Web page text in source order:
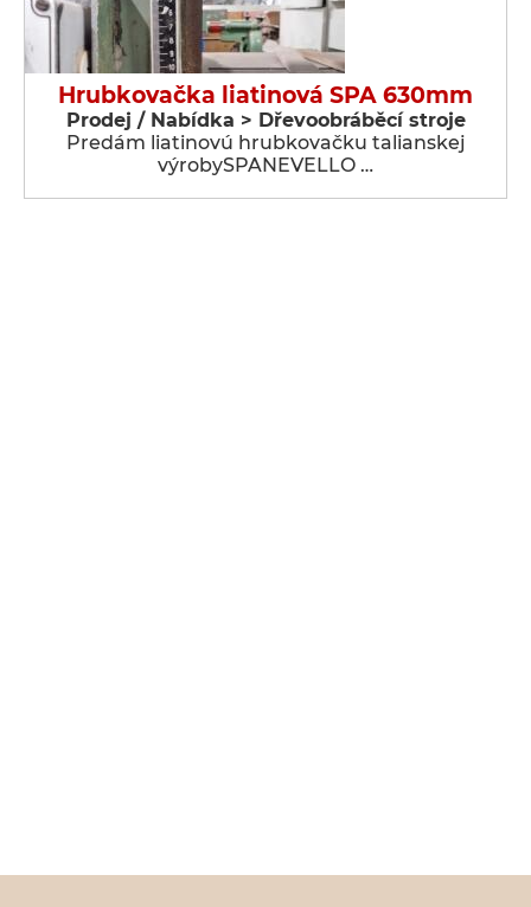
Hrubkovačka liatinová SPA 630mm
Prodej / Nabídka > Dřevoobráběcí stroje
Predám liatinovú hrubkovačku talianskej
výrobySPANEVELLO …